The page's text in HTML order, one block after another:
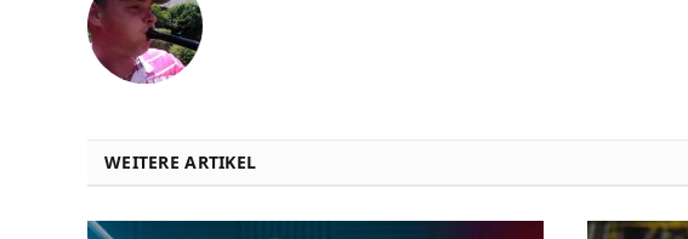
WEITERE ARTIKEL